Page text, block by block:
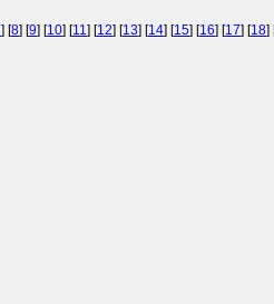
] [8] [9] [10] [11] [12] [13] [14] [15] [16] [17] [18]